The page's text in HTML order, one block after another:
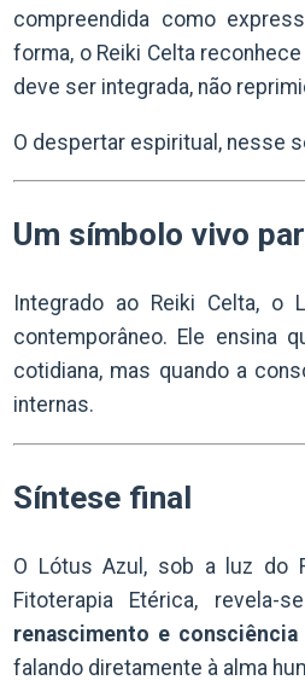
compreendida como
forma, o Reiki Celta
deve ser integrada, não
O despertar espiritual, nesse
Um símbolo vivo
Integrado ao Reiki Celta,
contemporâneo. Ele ensina
cotidiana, mas quando a
internas.
Síntese final
O Lótus Azul, sob a luz do
Fitoterapia Etérica,
renascimento e consciência
falando diretamente à alma